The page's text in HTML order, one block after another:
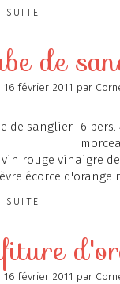
SUITE
de
16 février 2011 par
6
rouge vinaigre
écorce d'orange
SUITE
16 février 2011 par